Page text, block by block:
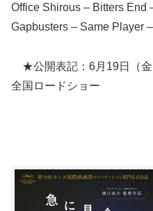
Office Shirous – Bitters End
Gapbusters – Same Player
★公開表記：6月19日（金
全国ロードショー